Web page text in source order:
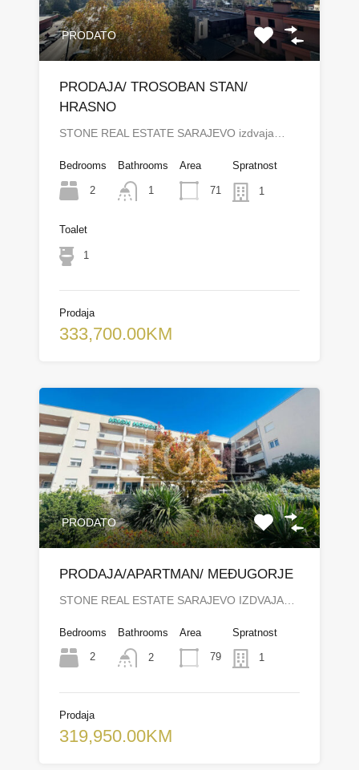
PRODATO
PRODAJA/ TROSOBAN STAN/
HRASNO
STONE REAL ESTATE SARAJEVO izdvaja…
Bedrooms
2
Bathrooms
1
Area
71
Spratnost
1
Toalet
1
Prodaja
333,700.00KM
PRODATO
PRODAJA/APARTMAN/ MEĐUGORJE
STONE REAL ESTATE SARAJEVO IZDVAJA…
Bedrooms
2
Bathrooms
2
Area
79
Spratnost
1
Prodaja
319,950.00KM